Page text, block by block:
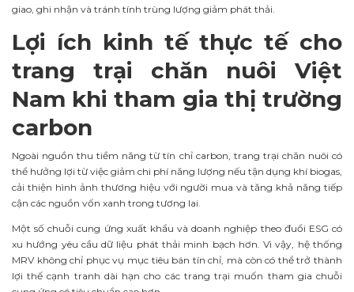
giao, ghi nhận và tránh tính trùng lượng giảm phát thải.
Lợi ích kinh tế thực tế cho
trang trại chăn nuôi Việt
Nam khi tham gia thị trường
carbon
Ngoài nguồn thu tiềm năng từ tín chỉ carbon, trang trại chăn nuôi có
thể hưởng lợi từ việc giảm chi phí năng lượng nếu tận dụng khí biogas,
cải thiện hình ảnh thương hiệu với người mua và tăng khả năng tiếp
cận các nguồn vốn xanh trong tương lai.
Một số chuỗi cung ứng xuất khẩu và doanh nghiệp theo đuổi ESG có
xu hướng yêu cầu dữ liệu phát thải minh bạch hơn. Vì vậy, hệ thống
MRV không chỉ phục vụ mục tiêu bán tín chỉ, mà còn có thể trở thành
lợi thế cạnh tranh dài hạn cho các trang trại muốn tham gia chuỗi